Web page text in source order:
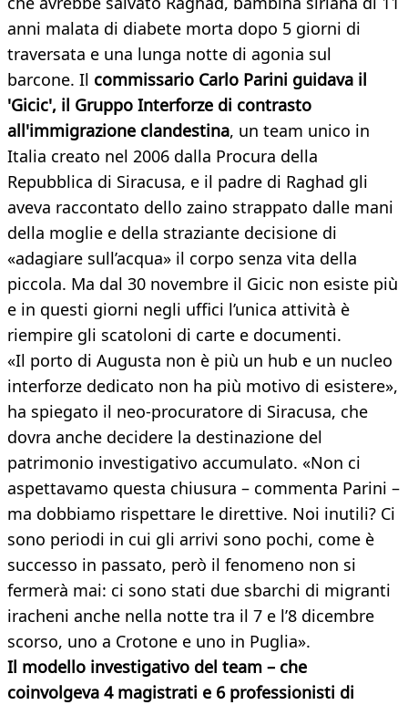
anni malata di diabete morta dopo 5 giorni di
traversata e una lunga notte di agonia sul
barcone. Il commissario Carlo Parini guidava il
'Gicic', il Gruppo Interforze di contrasto
all'immigrazione clandestina, un team unico in
Italia creato nel 2006 dalla Procura della
Repubblica di Siracusa, e il padre di Raghad gli
aveva raccontato dello zaino strappato dalle mani
della moglie e della straziante decisione di
«adagiare sull’acqua» il corpo senza vita della
piccola. Ma dal 30 novembre il Gicic non esiste più
e in questi giorni negli uffici l’unica attività è
riempire gli scatoloni di carte e documenti.
«Il porto di Augusta non è più un hub e un nucleo
interforze dedicato non ha più motivo di esistere»,
ha spiegato il neo-procuratore di Siracusa, che
dovra anche decidere la destinazione del
patrimonio investigativo accumulato. «Non ci
aspettavamo questa chiusura – commenta Parini –
ma dobbiamo rispettare le direttive. Noi inutili? Ci
sono periodi in cui gli arrivi sono pochi, come è
successo in passato, però il fenomeno non si
fermerà mai: ci sono stati due sbarchi di migranti
iracheni anche nella notte tra il 7 e l’8 dicembre
scorso, uno a Crotone e uno in Puglia».
Il modello investigativo del team – che
coinvolgeva 4 magistrati e 6 professionisti di